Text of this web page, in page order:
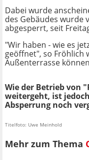
Dabei wurde
des Gebäudes wurde
abgesperrt, seit
"Wir haben - wie es
geöffnet", so Fröhlich
Außenterrasse
Wie der Betrieb von
weitergeht, ist
Absperrung noch
Titelfoto: Uwe Meinhold
Mehr zum Thema